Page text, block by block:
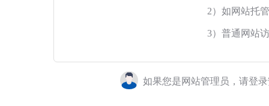
2）如网站托
3）普通网站
如果您是网站管理员，请登